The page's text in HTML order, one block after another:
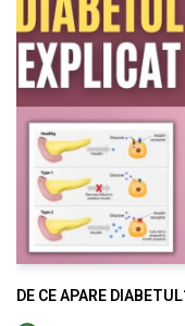
DE CE APARE